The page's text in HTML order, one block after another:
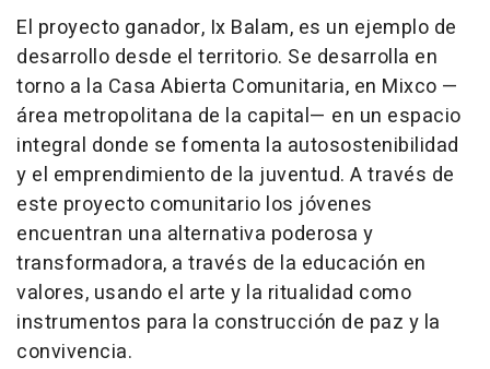
El proyecto ganador, Ix Balam, es un ejemplo de
desarrollo desde el territorio. Se desarrolla en
torno a la Casa Abierta Comunitaria, en Mixco —
área metropolitana de la capital— en un espacio
integral donde se fomenta la autosostenibilidad
y el emprendimiento de la juventud. A través de
este proyecto comunitario los jóvenes
encuentran una alternativa poderosa y
transformadora, a través de la educación en
valores, usando el arte y la ritualidad como
instrumentos para la construcción de paz y la
convivencia.